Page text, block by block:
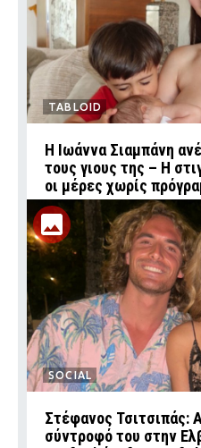
TABLOID
H Ιωάννα Σιαμπάνη
τους γιους της – Η
οι μέρες χωρίς
SOCIAL
Στέφανος Τσιτσιπάς:
σύντροφό του στην